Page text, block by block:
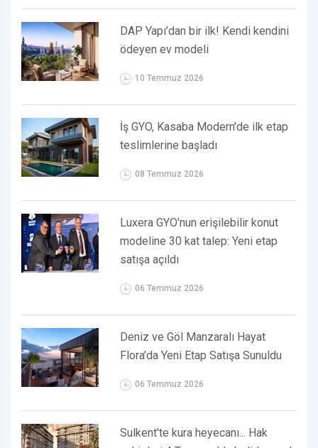
DAP Yapı’dan bir ilk! Kendi kendini
ödeyen ev modeli
10 Temmuz 2026
İş GYO, Kasaba Modern'de ilk etap
teslimlerine başladı
08 Temmuz 2026
Luxera GYO'nun erişilebilir konut
modeline 30 kat talep: Yeni etap
satışa açıldı
06 Temmuz 2026
Deniz ve Göl Manzaralı Hayat
Flora’da Yeni Etap Satışa Sunuldu
06 Temmuz 2026
Sulkent'te kura heyecanı... Hak